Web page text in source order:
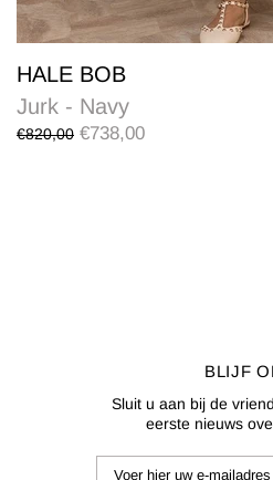
HALE BOB
Jurk - Navy
€820,00 €738,00
BLIJF
Sluit u aan bij de
eerste nieuws